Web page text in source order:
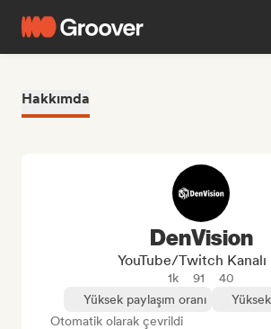
Hakkımda
DenVision
YouTube/Twitch Kanalı
1k 91
40
Yüksek paylaşım oranı
Otomatik olarak çevrildi